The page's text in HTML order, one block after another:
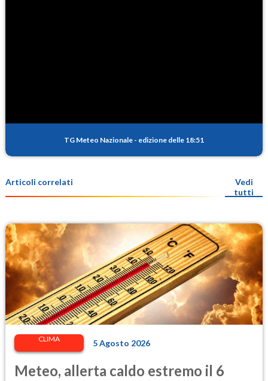
TG Meteo Nazionale - edizione delle 18:51
Articoli correlati
Vedi
tutti
CLIMA 5 Agosto 2026
Meteo, allerta caldo estremo il 6